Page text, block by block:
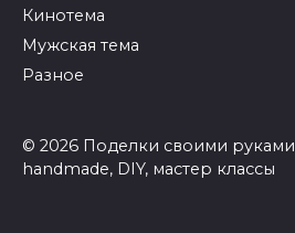
Кинотема
Мужская тема
Разное
© 2026 Поделки своими
handmade, DIY, мастер классы